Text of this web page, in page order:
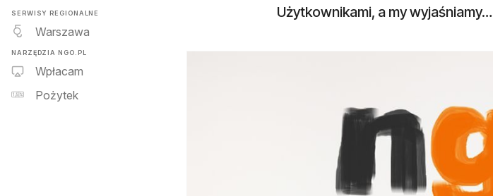
SERWISY REGIONALNE
Warszawa
NARZĘDZIA NGO.PL
Wpłacam
Pożytek
Użytkownikami, a my wyjaśniamy…